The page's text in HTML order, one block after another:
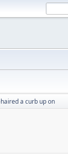
a curb up on